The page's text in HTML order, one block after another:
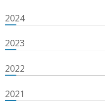
2024
2023
2022
2021